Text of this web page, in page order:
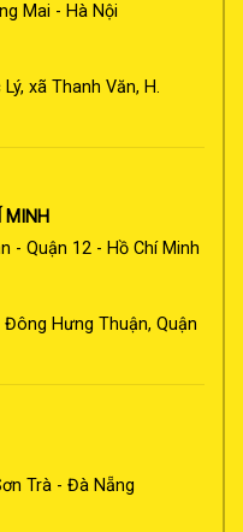
Mai - Hà Nội
xã Thanh Văn, H.
MINH
- Quận 12 - Hồ Chí Minh
Đông Hưng Thuận, Quận
Trà - Đà Nẵng